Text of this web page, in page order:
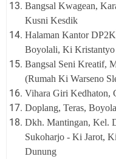
Bangsal Kwagean,
Kusni Kesdik
Halaman Kantor
Boyolali, Ki Kristantyo
Bangsal Seni Kreatif,
(Rumah Ki Warseno
Vihara Giri Kedhaton,
Doplang, Teras,
Dkh. Mantingan, Kel.
Sukoharjo - Ki Jarot,
Dunung